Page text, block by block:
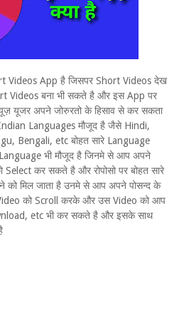
Videos App है जिसपर Short Videos देख
Videos बना भी सकते है और इस App पर
यूज़ यूजर अपने जोरुरतो के हिसाव से कर सकता
Languages मौजूद है जैसे Hindi,
Bengali, etc बोहत सारे Language
भी मौजूद है जिनमे से आप अपने
Select कर सकते है और रोपोसो पर बोहत सारे
को मिल जाता है उनमे से आप अपने पोसन्द के
को Scroll करके और उस Video को आप
etc भी कर सकते है और इसके साथ